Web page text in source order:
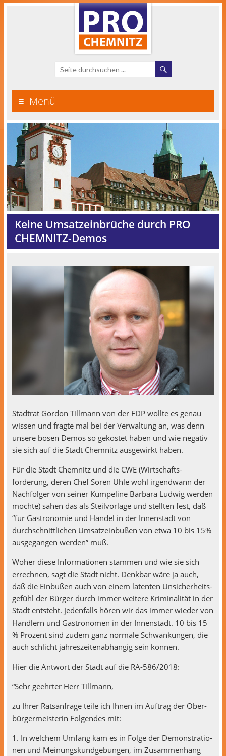
Menü
Keine Umsatzeinbrüche durch PRO
CHEMNITZ-Demos
Stad­trat Gor­don Till­mann von der FDP wollte es genau
wis­sen und fragte mal bei der Ver­wal­tung an, was denn
unsere bösen Demos so gekostet haben und wie neg­a­tiv
sie sich auf die Stadt Chem­nitz aus­gewirkt haben.
Für die Stadt Chem­nitz und die CWE (Wirtschafts­
förderung, deren Chef Sören Uhle wohl irgend­wann der
Nach­fol­ger von sein­er Kumpe­line Bar­bara Lud­wig wer­den
möchte) sahen das als Steil­vor­lage und stell­ten fest, daß
“für Gas­tronomie und Han­del in der Innen­stadt von
durch­schnit­tlichen Umsatzein­bußen von etwa 10 bis 15%
aus­ge­gan­gen wer­den” muß.
Woher diese Infor­ma­tio­nen stam­men und wie sie sich
errech­nen, sagt die Stadt nicht. Denkbar wäre ja auch,
daß die Ein­bußen auch von einem laten­ten Unsicher­heits­
ge­fühl der Bürg­er durch immer weit­ere Krim­i­nal­ität in der
Stadt entste­ht. Jeden­falls hören wir das immer wieder von
Händlern und Gas­tronomen in der Innen­stadt. 10 bis 15
% Prozent sind zudem ganz nor­male Schwankun­gen, die
auch schlicht jahreszeit­en­ab­hängig sein können.
Hier die Antwort der Stadt auf die RA-586/2018:
“Sehr geehrter Herr Tillmann,
zu Ihrer Rat­san­frage teile ich Ihnen im Auf­trag der Ober­
bürg­er­meis­terin Fol­gen­des mit:
1. In welchem Umfang kam es in Folge der Demon­stra­tio­
nen und Mei­n­ungskundge­bun­gen, im Zusam­men­hang